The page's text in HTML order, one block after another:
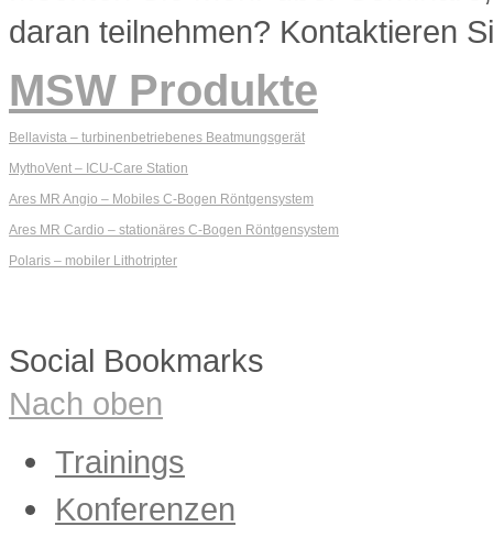
daran teilnehmen? Kontaktieren
MSW Produkte
Bellavista – turbinenbetriebenes Beatmungsgerät
MythoVent – ICU-Care Station
Ares MR Angio – Mobiles C-Bogen Röntgensystem
Ares MR Cardio – stationäres C-Bogen Röntgensystem
Polaris – mobiler Lithotripter
Social Bookmarks
Nach oben
Trainings
Marketing- und Verkaufstrainings
Applikationstrainings
Konferenzen